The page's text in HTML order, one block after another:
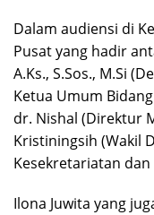
Dalam audiensi di
Pusat yang hadir
A.Ks., S.Sos., M.Si
Ketua Umum
dr. Nishal (Direktur
Kristiningsih (Wakil
Kesekretariatan dan
Ilona Juwita yang